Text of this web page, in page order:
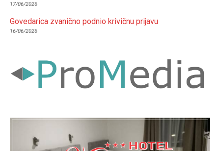
17/06/2026
Govedarica zvanično podnio krivičnu prijavu
16/06/2026